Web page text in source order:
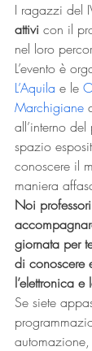
I ragazzi del
attivi con il
nel loro
L’evento è
L’Aquila e le
Marchigiane
all’interno
spazio
conoscere il
maniera
Noi
giornata per
di conoscere
l’elettronica
Se siete